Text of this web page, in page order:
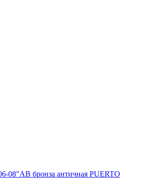
08"АВ бронза античная PUERTO